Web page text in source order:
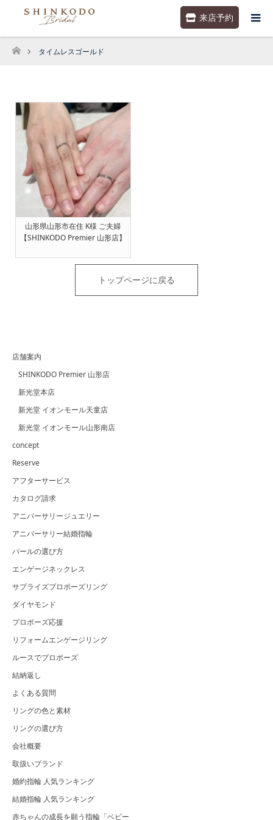
来店予約
ホーム
タイムレスゴールド
山形県山形市在住 K様 ご夫婦
【SHINKODO Premier 山形店】
トップページに戻る
店舗案内
SHINKODO Premier 山形店
新光堂本店
新光堂 イオンモール天童店
新光堂 イオンモール山形南店
concept
Reserve
アフターサービス
カタログ請求
アニバーサリージュエリー
アニバーサリー結婚指輪
パールの選び方
エンゲージネックレス
サプライズプロポーズリング
ダイヤモンド
プロポーズ応援
リフォームエンゲージリング
ルースでプロポーズ
結納返し
よくある質問
リングの色と素材
リングの選び方
会社概要
取扱いブランド
婚約指輪 人気ランキング
結婚指輪 人気ランキング
赤ちゃんの成長を願う指輪「ベビー